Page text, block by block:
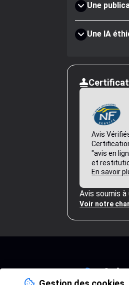
Une
Une IA
Avis
"avis en
et
En savoir
Avis soumis
Voir notre